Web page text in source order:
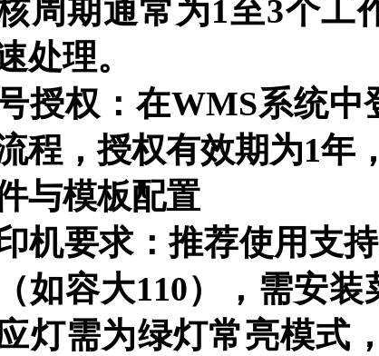
周期通常为1至3个工
处理。
授权：在WMS系统
程，授权有效期为1年
与模板配置
机要求：推荐使用支
如容大110），需安
灯需为绿灯常亮模式